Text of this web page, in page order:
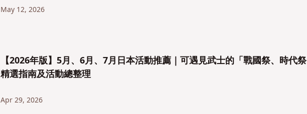
May 12, 2026
【2026年版】5月、6月、7月日本活動推薦｜可遇見武士的「戰國祭、時代
精選指南及活動總整理
Apr 29, 2026